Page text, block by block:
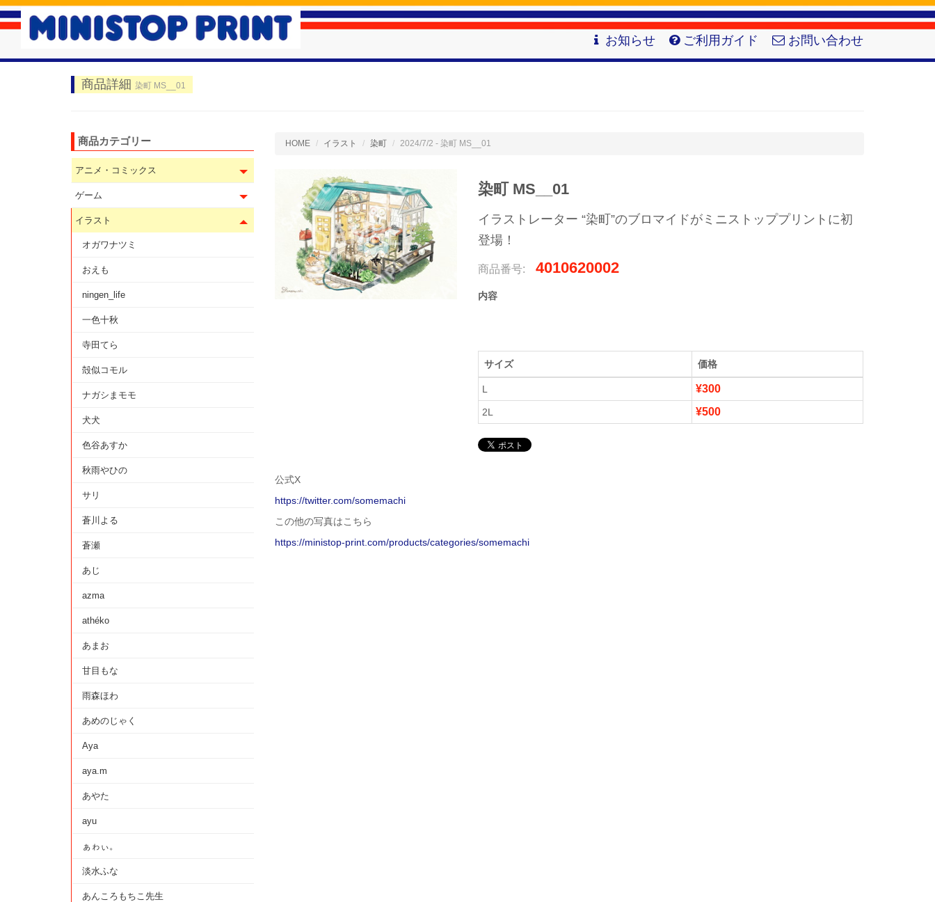
お知らせ ご利用ガイド お問い合わせ
商品詳細 染町 MS__01
HOME イラスト 染町 2024/7/2 - 染町 MS__01
染町 MS__01
イラストレーター “染町”のブロマイドがミニストッププリントに初
登場！
商品番号: 4010620002
内容
サイズ 価格
L ¥300
2L ¥500
公式X
https://twitter.com/somemachi
この他の写真はこちら
https://ministop-print.com/products/categories/somemachi
商品カテゴリー
アニメ・コミックス
ゲーム
イラスト
オガワナツミ
おえも
ningen_life
一色十秋
寺田てら
殻似コモル
ナガシまモモ
犬犬
色谷あすか
秋雨やひの
サリ
蒼川よる
蒼瀬
あじ
azma
athéko
あまお
甘目もな
雨森ほわ
あめのじゃく
Aya
aya.m
あやた
ayu
ぁゎぃ。
淡水ふな
あんころもちこ先生